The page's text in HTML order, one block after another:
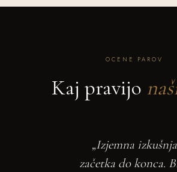
OCENE PAROV
Kaj pravijo
„Izjemna
začetka do konca.